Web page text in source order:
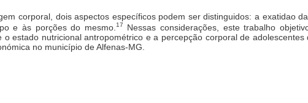
corporal, dois aspectos específicos podem ser distinguidos: a exatidao
e às porções do mesmo. 17
Nessas considerações, este trabalho
o estado nutricional antropométrico e a percepção corporal de
no município de Alfenas-MG.